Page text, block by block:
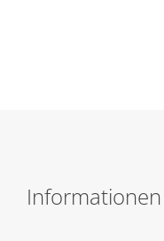
Informationen